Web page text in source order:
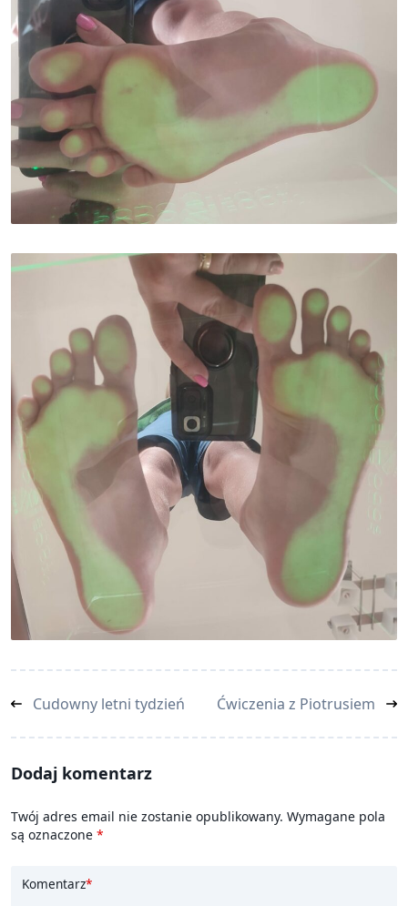
<span
screen-
reader-
text">Page</span>
Cudowny letni tydzień Ćwiczenia z Piotrusiem
Dodaj komentarz
Twój adres email nie zostanie opublikowany. Wymagane pola
są oznaczone *
Komentarz*